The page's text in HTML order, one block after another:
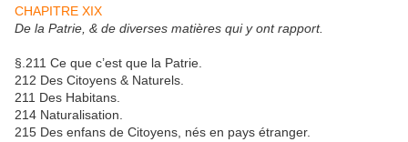
CHAPITRE XIX
De la Patrie, & de diverses matières qui y ont rapport.
§.211 Ce que c’est que la Patrie.
212 Des Citoyens & Naturels.
211 Des Habitans.
214 Naturalisation.
215 Des enfans de Citoyens, nés en pays étranger.